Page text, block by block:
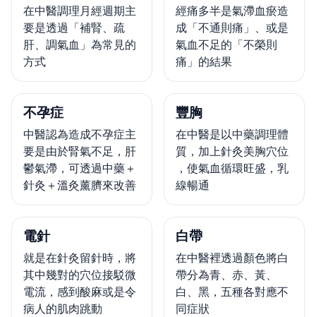
在中醫調理月經週期主
要是透過「補腎、疏
肝、調氣血」為常見的
方式
經痛多半是氣滯血瘀造
成「不通則痛」、或是
氣血不足的「不榮則
痛」的結果
不孕症
中醫認為造成不孕症主
要是由於腎氣不足，肝
鬱氣滯，可透過中藥＋
針灸＋溫灸薰臍來改善
豐胸
在中醫是以中藥調理體
質，加上針灸美胸穴位
，使氣血循環旺盛，乳
線暢通
電針
就是在針灸留針時，將
其中幾對的穴位接駁微
電流，感到酸麻或是令
病人的肌肉跳動
白帶
在中醫裡透過顏色將白
帶分為青、赤、黃、
白、黑，五種各對應不
同症狀